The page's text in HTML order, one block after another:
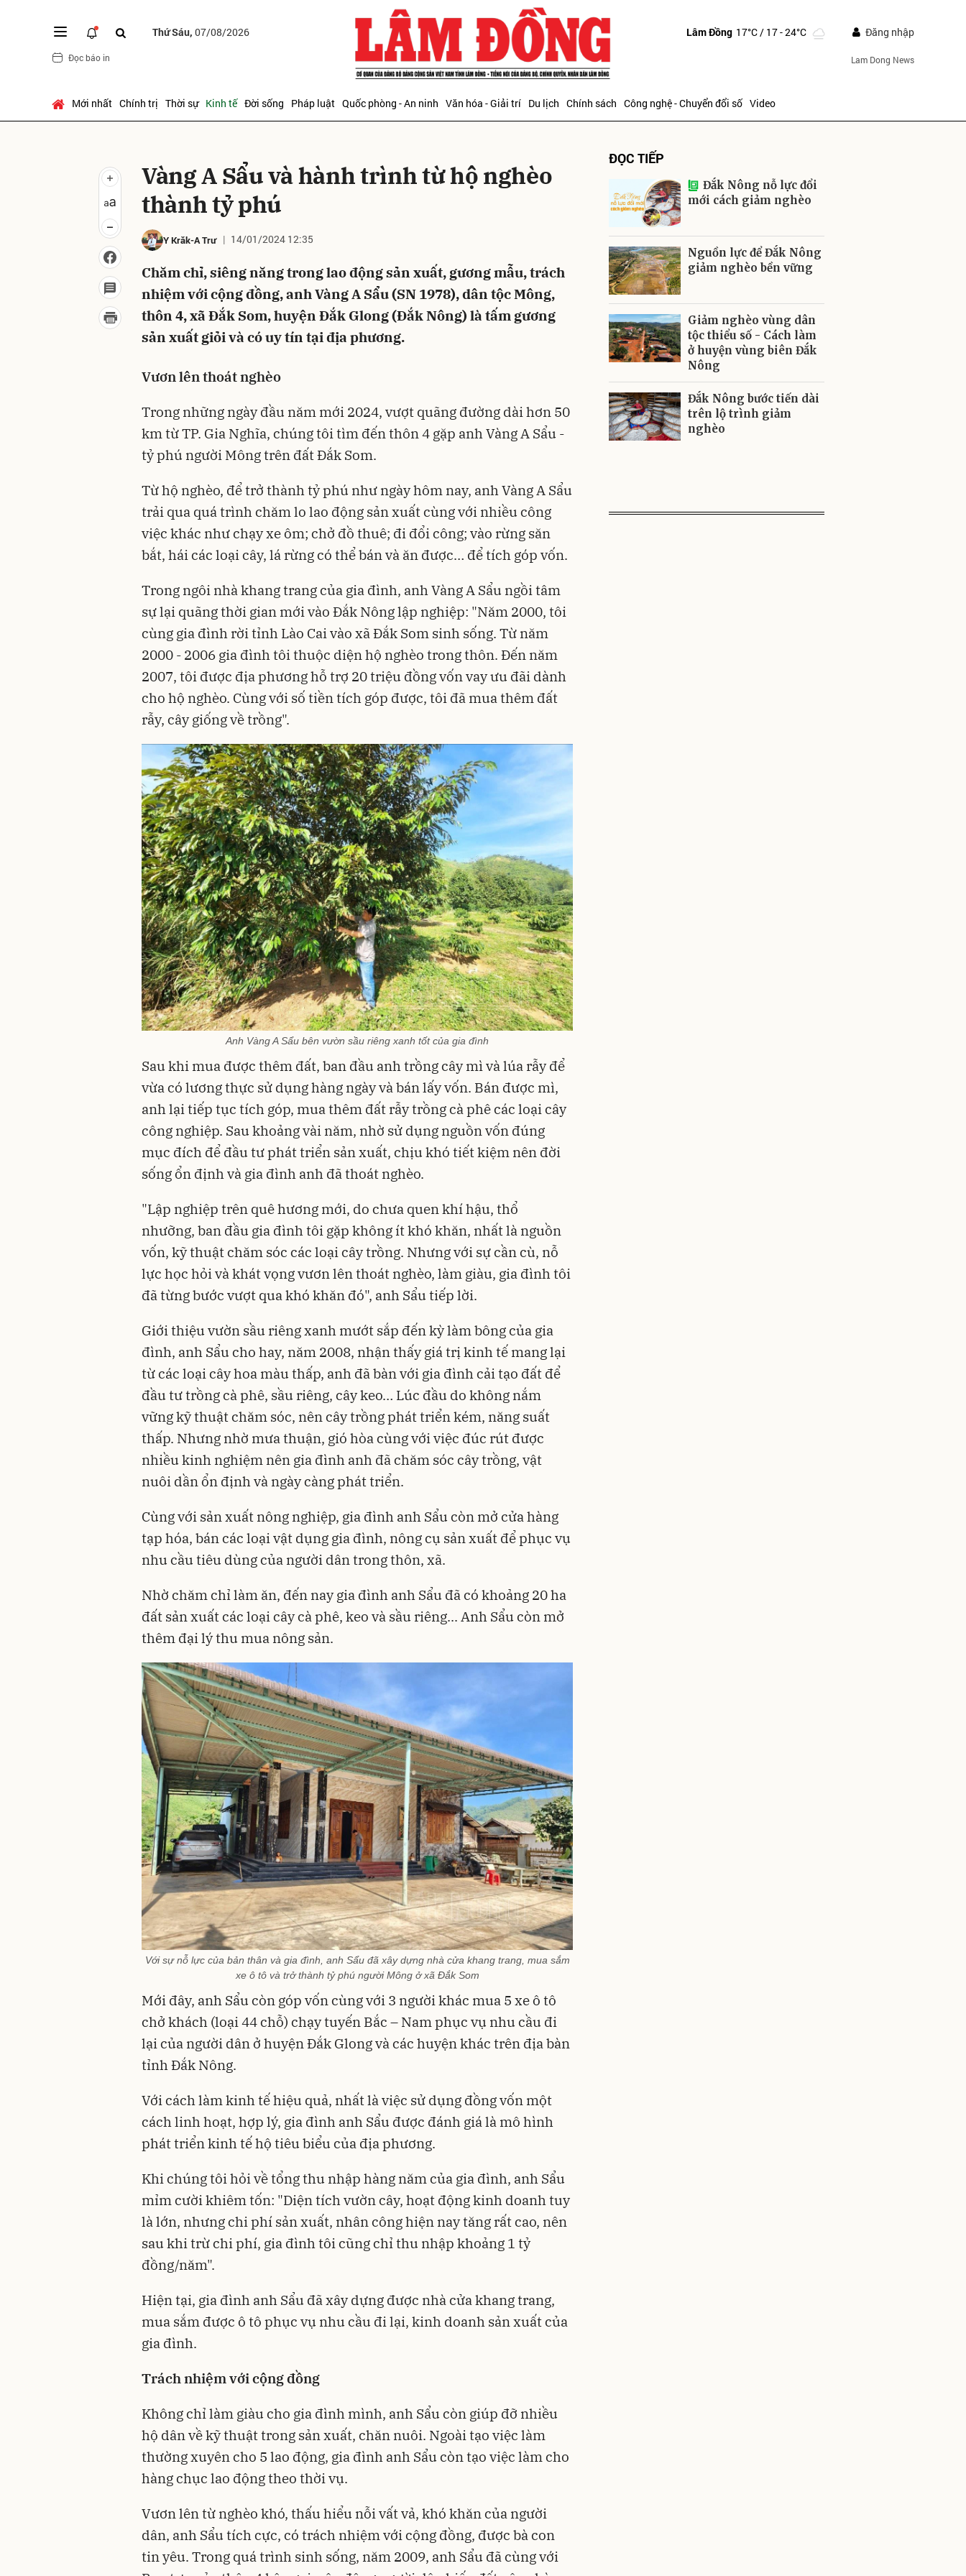
Thứ Sáu, 07/08/2026
Đọc báo in
Lâm Đồng 17°C/ 17 - 24°C Đăng nhập
Lam Dong News
Mới nhất Chính trị Thời sự Kinh tế Đời sống Pháp luật Quốc phòng - An ninh Văn hóa - Giải trí Du lịch Chính sách Công nghệ - Chuyển đổi số Video
Vàng A Sẩu và hành trình từ hộ nghèo
thành tỷ phú
Y Krăk-A Trư 14/01/2024 12:35
Chăm chỉ, siêng năng trong lao động sản xuất, gương mẫu, trách
nhiệm với cộng đồng, anh Vàng A Sẩu (SN 1978), dân tộc Mông,
thôn 4, xã Ðắk Som, huyện Ðắk Glong (Ðắk Nông) là tấm gương
sản xuất giỏi và có uy tín tại địa phương.
Vươn lên thoát nghèo
Trong những ngày đầu năm mới 2024, vượt quãng đường dài hơn 50
km từ TP. Gia Nghĩa, chúng tôi tìm đến thôn 4 gặp anh Vàng A Sẩu -
tỷ phú người Mông trên đất Ðắk Som.
Từ hộ nghèo, để trở thành tỷ phú như ngày hôm nay, anh Vàng A Sẩu
trải qua quá trình chăm lo lao động sản xuất cùng với nhiều công
việc khác như chạy xe ôm; chở đồ thuê; đi đổi công; vào rừng săn
bắt, hái các loại cây, lá rừng có thể bán và ăn được… để tích góp vốn.
Trong ngôi nhà khang trang của gia đình, anh Vàng A Sẩu ngồi tâm
sự lại quãng thời gian mới vào Đắk Nông lập nghiệp: "Năm 2000, tôi
cùng gia đình rời tỉnh Lào Cai vào xã Ðắk Som sinh sống. Từ năm
2000 - 2006 gia đình tôi thuộc diện hộ nghèo trong thôn. Đến năm
2007, tôi được địa phương hỗ trợ 20 triệu đồng vốn vay ưu đãi dành
cho hộ nghèo. Cùng với số tiền tích góp được, tôi đã mua thêm đất
rẫy, cây giống về trồng".
Anh Vàng A Sẩu bên vườn sầu riêng xanh tốt của gia đình
Sau khi mua được thêm đất, ban đầu anh trồng cây mì và lúa rẫy để
vừa có lương thực sử dụng hàng ngày và bán lấy vốn. Bán được mì,
anh lại tiếp tục tích góp, mua thêm đất rẫy trồng cà phê các loại cây
công nghiệp. Sau khoảng vài năm, nhờ sử dụng nguồn vốn đúng
mục đích để đầu tư phát triển sản xuất, chịu khó tiết kiệm nên đời
sống ổn định và gia đình anh đã thoát nghèo.
"Lập nghiệp trên quê hương mới, do chưa quen khí hậu, thổ
nhưỡng, ban đầu gia đình tôi gặp không ít khó khăn, nhất là nguồn
vốn, kỹ thuật chăm sóc các loại cây trồng. Nhưng với sự cần cù, nỗ
lực học hỏi và khát vọng vươn lên thoát nghèo, làm giàu, gia đình tôi
đã từng bước vượt qua khó khăn đó", anh Sẩu tiếp lời.
Giới thiệu vườn sầu riêng xanh mướt sắp đến kỳ làm bông của gia
đình, anh Sẩu cho hay, năm 2008, nhận thấy giá trị kinh tế mang lại
từ các loại cây hoa màu thấp, anh đã bàn với gia đình cải tạo đất để
đầu tư trồng cà phê, sầu riêng, cây keo… Lúc đầu do không nắm
vững kỹ thuật chăm sóc, nên cây trồng phát triển kém, năng suất
thấp. Nhưng nhờ mưa thuận, gió hòa cùng với việc đúc rút được
nhiều kinh nghiệm nên gia đình anh đã chăm sóc cây trồng, vật
nuôi dần ổn định và ngày càng phát triển.
Cùng với sản xuất nông nghiệp, gia đình anh Sẩu còn mở cửa hàng
tạp hóa, bán các loại vật dụng gia đình, nông cụ sản xuất để phục vụ
nhu cầu tiêu dùng của người dân trong thôn, xã.
Nhờ chăm chỉ làm ăn, đến nay gia đình anh Sẩu đã có khoảng 20 ha
đất sản xuất các loại cây cà phê, keo và sầu riêng... Anh Sẩu còn mở
thêm đại lý thu mua nông sản.
Với sự nỗ lực của bản thân và gia đình, anh Sẩu đã xây dựng nhà cửa khang trang, mua sắm
xe ô tô và trở thành tỷ phú người Mông ở xã Đắk Som
Mới đây, anh Sẩu còn góp vốn cùng với 3 người khác mua 5 xe ô tô
chở khách (loại 44 chỗ) chạy tuyến Bắc – Nam phục vụ nhu cầu đi
lại của người dân ở huyện Ðắk Glong và các huyện khác trên địa bàn
tỉnh Ðắk Nông.
Với cách làm kinh tế hiệu quả, nhất là việc sử dụng đồng vốn một
cách linh hoạt, hợp lý, gia đình anh Sẩu được đánh giá là mô hình
phát triển kinh tế hộ tiêu biểu của địa phương.
Khi chúng tôi hỏi về tổng thu nhập hàng năm của gia đình, anh Sẩu
mỉm cười khiêm tốn: "Diện tích vườn cây, hoạt động kinh doanh tuy
là lớn, nhưng chi phí sản xuất, nhân công hiện nay tăng rất cao, nên
sau khi trừ chi phí, gia đình tôi cũng chỉ thu nhập khoảng 1 tỷ
đồng/năm".
Hiện tại, gia đình anh Sẩu đã xây dựng được nhà cửa khang trang,
mua sắm được ô tô phục vụ nhu cầu đi lại, kinh doanh sản xuất của
gia đình.
Trách nhiệm với cộng đồng
Không chỉ làm giàu cho gia đình mình, anh Sẩu còn giúp đỡ nhiều
hộ dân về kỹ thuật trong sản xuất, chăn nuôi. Ngoài tạo việc làm
thường xuyên cho 5 lao động, gia đình anh Sẩu còn tạo việc làm cho
hàng chục lao động theo thời vụ.
Vươn lên từ nghèo khó, thấu hiểu nỗi vất vả, khó khăn của người
dân, anh Sẩu tích cực, có trách nhiệm với cộng đồng, được bà con
tin yêu. Trong quá trình sinh sống, năm 2009, anh Sẩu đã cùng với
ĐỌC TIẾP
Đắk Nông nỗ lực đổi
mới cách giảm nghèo
Nguồn lực để Đắk Nông
giảm nghèo bền vững
Giảm nghèo vùng dân
tộc thiểu số - Cách làm
ở huyện vùng biên Đắk
Nông
Đắk Nông bước tiến dài
trên lộ trình giảm
nghèo
Gửi bình luận
Gửi